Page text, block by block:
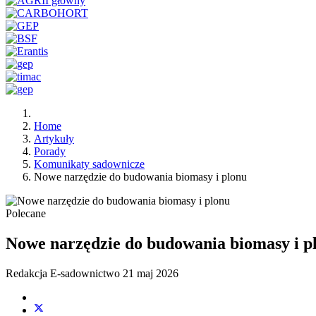
Home
Artykuły
Porady
Komunikaty sadownicze
Nowe narzędzie do budowania biomasy i plonu
Polecane
Nowe narzędzie do budowania biomasy i
Redakcja E-sadownictwo 21 maj 2026